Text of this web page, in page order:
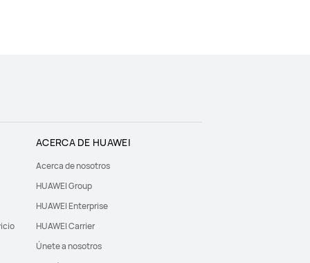
ACERCA DE HUAWEI
Acerca de nosotros
HUAWEI Group
HUAWEI Enterprise
HUAWEI Carrier
Únete a nosotros